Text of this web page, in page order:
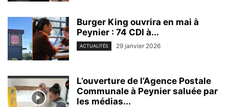
Burger King ouvrira en mai à
Peynier : 74 CDI à...
ACTUALITÉS 29 janvier 2026
L’ouverture de l’Agence Postale
Communale à Peynier saluée par
les médias...